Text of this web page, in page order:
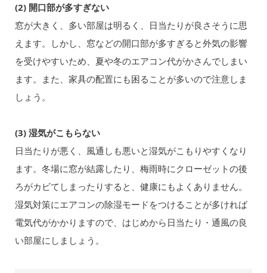
(2) 開口部が多すぎない
窓が大きく、多い部屋は明るく、日当たりが良さそうに思
えます。しかし、窓などの開口部が多すぎると外気の影響
を受けやすいため、夏や冬のエアコン代がかさんでしまい
ます。また、家具の配置にも困ることが多いので注意しま
しょう。
(3) 湿気がこもらない
日当たりが悪く、風通しも悪いと湿気がこもりやすくなり
ます。冬場に窓が結露したり、梅雨時にクローゼットの後
ろがカビてしまったりすると、健康にもよくありません。
湿気対策にエアコンの除湿モードをつけることが多ければ
電気代がかかりますので、はじめから日当たり・通風の良
い部屋にしましょう。